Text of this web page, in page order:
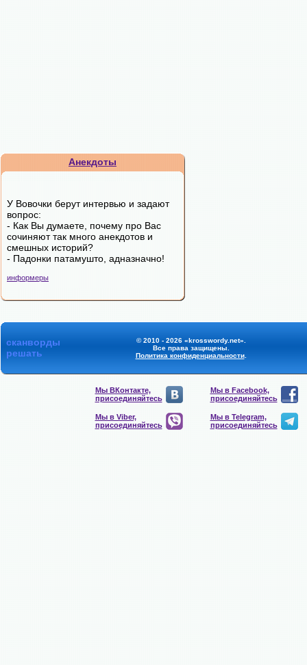
Анекдоты
У Вовочки берут интервью и задают
вопрос:
- Как Вы думаете, почему про Вас
сочиняют так много анекдотов и
смешных историй?
- Падонки патамушто, адназначно!
информеры
сканворды
решать
© 2010 - 2026 «krosswordy.net».
Все права защищены.
Политика конфиденциальности.
Мы ВКонтакте,
присоединяйтесь
Мы в Facebook,
присоединяйтесь
Мы в Viber,
присоединяйтесь
Мы в Telegram,
присоединяйтесь